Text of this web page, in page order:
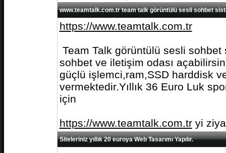
www.teamtalk.com.tr team talk görüntülü sesli sohbet
https://www.teamtalk.com.tr
Team Talk görüntülü sesli
sohbet ve iletişim odası
güçlü işlemci,ram,SSD harddisk
vermektedir.Yıllık 36 Euro Luk
için
https://www.teamtalk.com.tryi
Siteleriniz yıllık 20 euroya Web Tasarımı Yapılır.